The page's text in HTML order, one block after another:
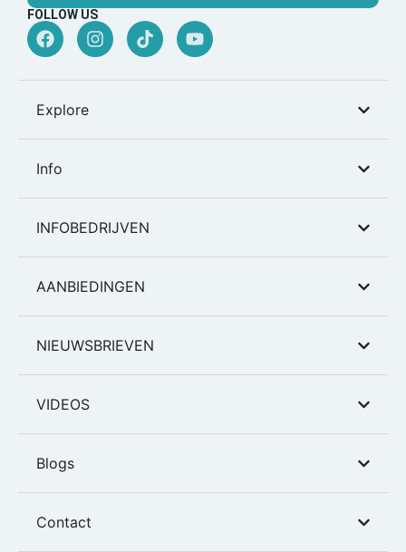
FOLLOW US
Explore
Info
INFOBEDRIJVEN
AANBIEDINGEN
NIEUWSBRIEVEN
VIDEOS
Blogs
Contact